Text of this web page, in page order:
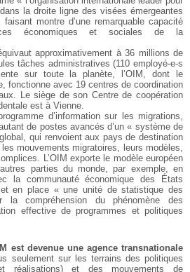
la droite ligne des visées émergeantes
montre d’une remarquable capacité
économiques et sociales de la
approximativement à 36 millions de
tâches administratives (110 employé-e-s
sur toute la planète, l’OIM, dont le
fonctionne avec 19 centres de coordination
Le siège de son Centre de coopération
est à Vienne.
d’information sur les migrations,
de postes avancés d’un « système de
qui renvoient aux pays de destination
mouvements migratoires, leurs modèles,
L’OIM exporte le modèle européen
parties du monde, par exemple, en
la communauté économique des États
en place « une unité de statistique des
la compréhension du phénomène des
effective de programmes et politiques
est devenue une agence transnationale
seulement sur les terrains des politiques
réalisations) et des mouvements de